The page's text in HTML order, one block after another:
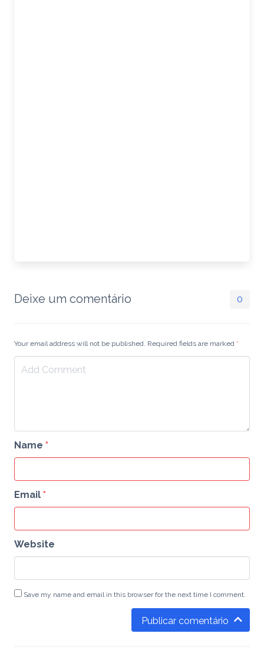
Deixe um comentário 0
Your email address will not be published. Required fields are marked *
Name *
Email *
Website
Save my name and email in this browser for the next time I comment.
Publicar comentário